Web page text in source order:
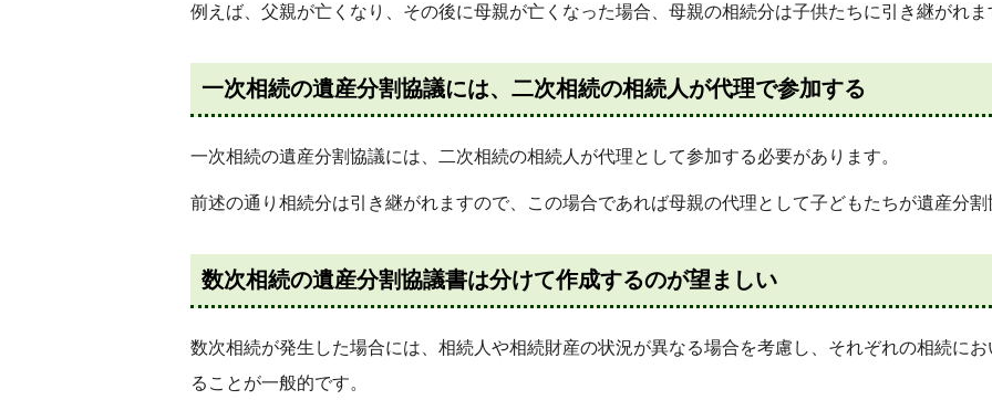
例えば、父親が亡くなり、その後に母親が亡くなった場合、母親の相続分は子供たちに引き継がれま
一次相続の遺産分割協議には、二次相続の相続人が代理で参加する
一次相続の遺産分割協議には、二次相続の相続人が代理として参加する必要があります。
前述の通り相続分は引き継がれますので、この場合であれば母親の代理として子どもたちが遺産分割
数次相続の遺産分割協議書は分けて作成するのが望ましい
数次相続が発生した場合には、相続人や相続財産の状況が異なる場合を考慮し、それぞれの相続に
ることが一般的です。